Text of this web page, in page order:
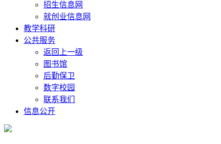
招生信息网
就创业信息网
教学科研
公共服务
返回上一级
图书馆
后勤保卫
数字校园
联系我们
信息公开